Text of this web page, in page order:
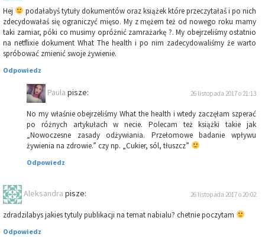
Hej
podałabyś tytuły dokumentów oraz książek które przeczytałaś i po nich
zdecydowałaś się ograniczyć mięso. My z mężem też od nowego roku mamy
taki zamiar, póki co musimy opróżnić zamrażarkę ?. My obejrzeliśmy ostatnio
na netflixie dokument What The health i po nim zadecydowaliśmy że warto
spróbować zmienić swoje żywienie.
Odpowiedz
Paula pisze: 26 listopada 2017 o 21:13
No my właśnie obejrzeliśmy What the health i wtedy zaczęłam szperać
po różnych artykułach w necie. Polecam też książki takie jak
„Nowoczesne zasady odżywiania. Przełomowe badanie wpływu
żywienia na zdrowie.” czy np. „Cukier, sól, tłuszcz”
Odpowiedz
Aleksandra pisze: 26 listopada 2017 o 20:02
zdradzilabys jakies tytuly publikacji na temat nabialu? chetnie poczytam
Odpowiedz